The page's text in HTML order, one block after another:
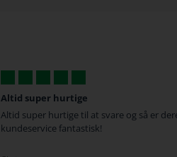
Altid super hurtige
Altid super hurtige til at svare og så er
kundeservice fantastisk!